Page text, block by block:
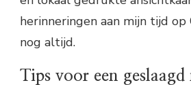
herinneringen aan mijn tijd op
nog altijd.
Tips voor een geslaagd